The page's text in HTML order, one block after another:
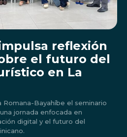
reflexión
el futuro del
en La
Bayahíbe el seminario
jornada enfocada en
digital y el futuro del